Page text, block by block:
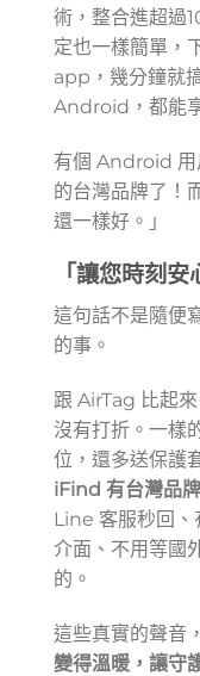
術，整合進超過
定也一樣簡單，
app，幾分鐘就
Android，都能
有個 Android 用
的台灣品牌了！
還一樣好。」
「讓您時刻安
這句話不是隨便
的事。
跟 AirTag 比起
沒有打折。一樣
位，還多送保護
iFind 有台灣品
Line 客服秒回、
介面、不用等國
的。
這些真實的聲
變得溫暖，讓守